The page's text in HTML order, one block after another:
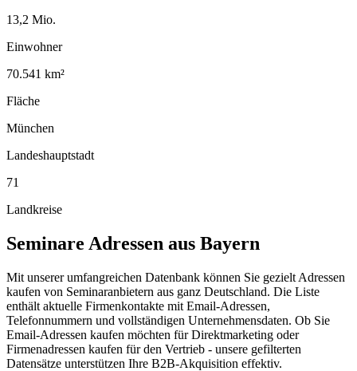
13,2 Mio.
Einwohner
70.541 km²
Fläche
München
Landeshauptstadt
71
Landkreise
Seminare Adressen aus Bayern
Mit unserer umfangreichen Datenbank können Sie gezielt Adressen
kaufen von Seminaranbietern aus ganz Deutschland. Die Liste
enthält aktuelle Firmenkontakte mit Email-Adressen,
Telefonnummern und vollständigen Unternehmensdaten. Ob Sie
Email-Adressen kaufen möchten für Direktmarketing oder
Firmenadressen kaufen für den Vertrieb - unsere gefilterten
Datensätze unterstützen Ihre B2B-Akquisition effektiv.